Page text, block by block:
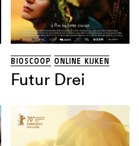
BIOSCOOP ONLINE KIJKEN
Futur Drei